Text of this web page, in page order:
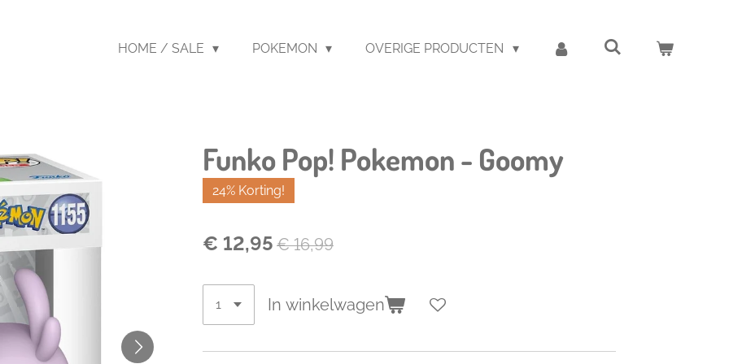
HOME / SALE POKEMON OVERIGE PRODUCTEN
Funko Pop! Pokemon - Goomy
24% Korting!
€ 12,95 € 16,99
In winkelwagen